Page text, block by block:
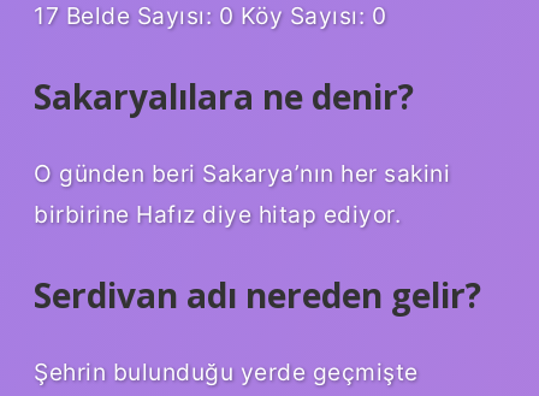
17 Belde Sayısı: 0 Köy Sayısı: 0
Sakaryalılara ne denir?
O günden beri Sakarya’nın her sakini
birbirine Hafız diye hitap ediyor.
Serdivan adı nereden gelir?
Şehrin bulunduğu yerde geçmişte